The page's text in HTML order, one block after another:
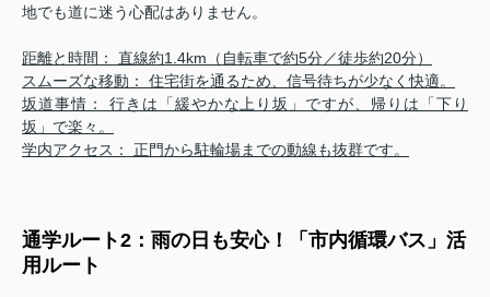
地でも道に迷う心配はありません。
距離と時間： 直線約1.4km（自転車で約5分／徒歩約20分）
スムーズな移動： 住宅街を通るため、信号待ちが少なく快適。
坂道事情： 行きは「緩やかな上り坂」ですが、帰りは「下り
坂」で楽々。
学内アクセス： 正門から駐輪場までの動線も抜群です。
通学ルート2：雨の日も安心！「市内循環バス」活
用ルート